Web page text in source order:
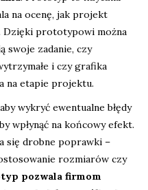
na ocenę, jak projekt
Dzięki prototypowi można
swoje zadanie, czy
i czy grafika
na etapie projektu.
wykryć ewentualne błędy
wpłynąć na końcowy efekt.
się drobne poprawki –
rozmiarów czy
pozwala firmom